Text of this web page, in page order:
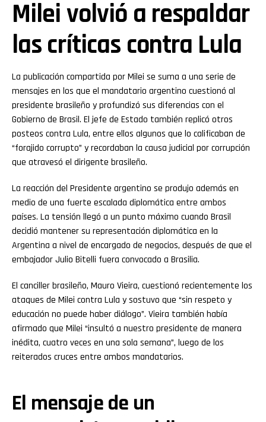
Milei volvió a respaldar
las críticas contra Lula
La publicación compartida por Milei se suma a una serie de
mensajes en los que el mandatario argentino cuestionó al
presidente brasileño y profundizó sus diferencias con el
Gobierno de Brasil. El jefe de Estado también replicó otros
posteos contra Lula, entre ellos algunos que lo calificaban de
“forajido corrupto” y recordaban la causa judicial por corrupción
que atravesó el dirigente brasileño.
La reacción del Presidente argentino se produjo además en
medio de una fuerte escalada diplomática entre ambos
países. La tensión llegó a un punto máximo cuando Brasil
decidió mantener su representación diplomática en la
Argentina a nivel de encargado de negocios, después de que el
embajador Julio Bitelli fuera convocado a Brasilia.
El canciller brasileño, Mauro Vieira, cuestionó recientemente los
ataques de Milei contra Lula y sostuvo que “sin respeto y
educación no puede haber diálogo”. Vieira también había
afirmado que Milei “insultó a nuestro presidente de manera
inédita, cuatro veces en una sola semana”, luego de los
reiterados cruces entre ambos mandatarios.
El mensaje de un